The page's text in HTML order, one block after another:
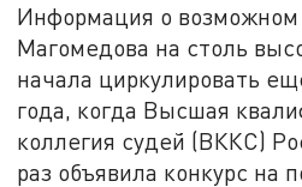
Информация о возможном
Магомедова на столь
начала циркулировать
года, когда Высшая
коллегия судей (ВККС)
раз объявила конкурс на